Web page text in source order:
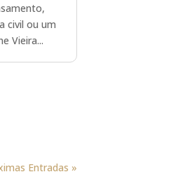
civil ou um
Vieira...
Entradas »